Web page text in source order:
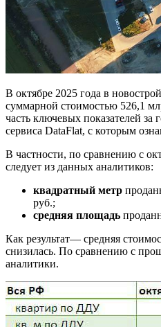
В октябре 2025 года в
суммарной стоимостью 526,1
часть ключевых показателей за
сервиса DataFlat, с которым
В частности, по сравнению с
следует из данных аналитиков:
квадратный метр
руб.;
средняя площадь
Как результат— средняя
снизилась. По сравнению с
аналитики.